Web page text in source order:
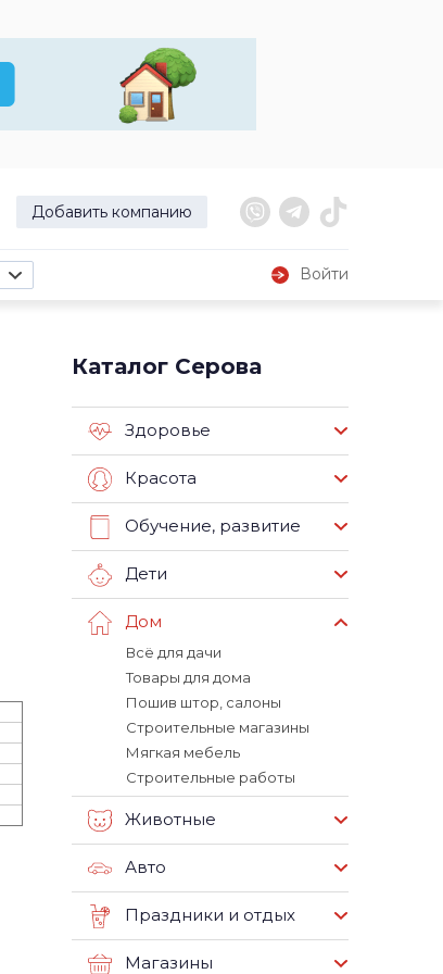
Добавить компанию
Войти
Каталог Серова
Здоровье
Красота
Обучение, развитие
Дети
Дом
Всё для дачи
Товары для дома
Пошив штор, салоны
Строительные магазины
Мягкая мебель
Строительные работы
Животные
Авто
Праздники и отдых
Магазины